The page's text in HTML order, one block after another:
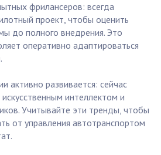
фрилансеров: всегда
проект, чтобы оценить
до полного внедрения. Это
оперативно адаптироваться
активно развивается: сейчас
интеллектом и
Учитывайте эти тренды, чтобы
от управления автотранспортом